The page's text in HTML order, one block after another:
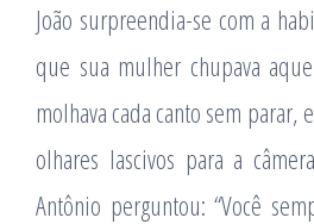
João surpreendia-se com a
que sua mulher chupava
molhava cada canto sem parar,
olhares lascivos para a
Antônio perguntou: “Você